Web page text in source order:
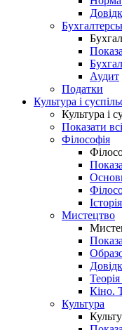
Аудит
Податки
Культура і
Культура і
Показати всі
Філософія
Мистецтво
Кіно.
Культура